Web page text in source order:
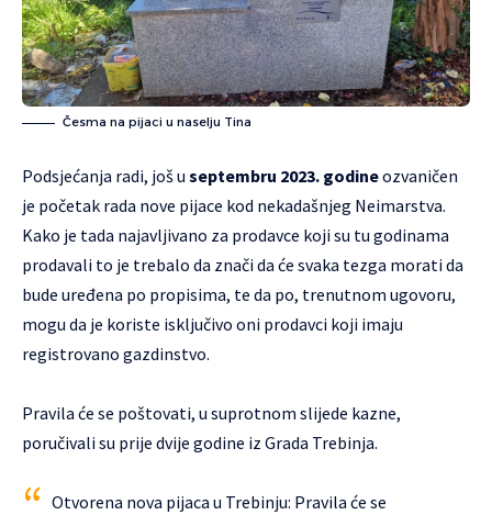
Česma na pijaci u naselju Tina
Podsjećanja radi, još u septembru 2023. godineozvaničen
je početak rada nove pijace kod nekadašnjeg Neimarstva.
Kako je tada najavljivano za prodavce koji su tu godinama
prodavali to je trebalo da znači da će svaka tezga morati da
bude uređena po propisima, te da po, trenutnom ugovoru,
mogu da je koriste isključivo oni prodavci koji imaju
registrovano gazdinstvo.
Pravila će se poštovati, u suprotnom slijede kazne,
poručivali su prije dvije godine iz Grada Trebinja.
Otvorena nova pijaca u Trebinju: Pravila će se